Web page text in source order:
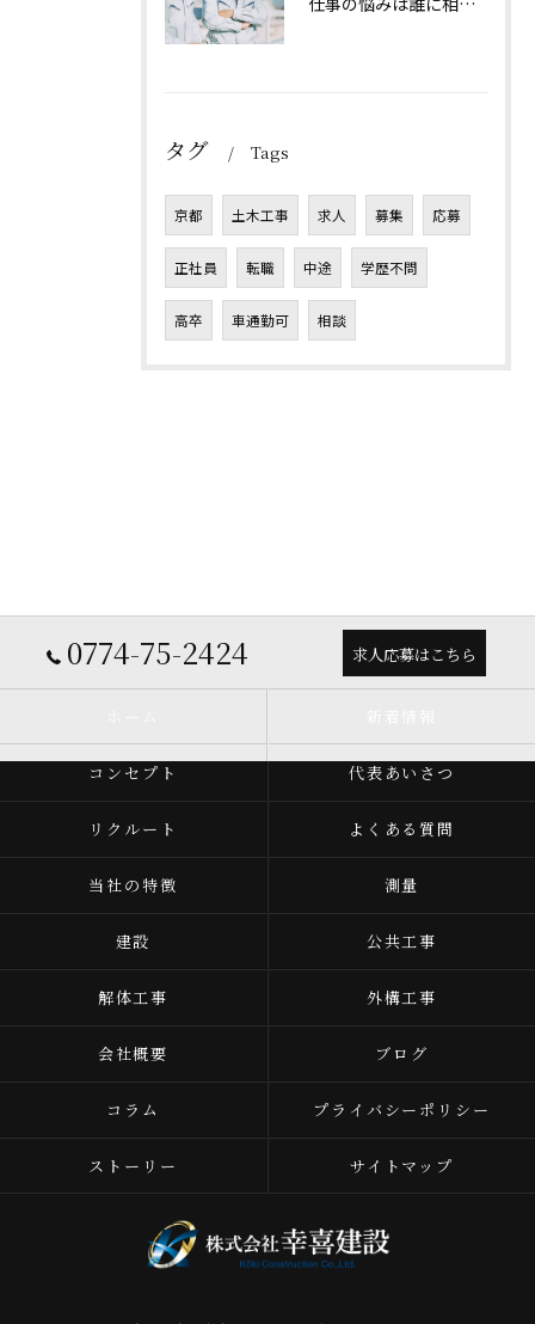
タグ Tags
京都 土木工事 求人 募集 応募
正社員 転職 中途 学歴不問
高卒 車通勤可 相談
0774-75-2424 求人応募はこちら
コンセプト 代表あいさつ
リクルート よくある質問
当社の特徴 測量
建設 公共工事
解体工事 外構工事
会社概要 ブログ
コラム プライバシーポリシー
ストーリー サイトマップ